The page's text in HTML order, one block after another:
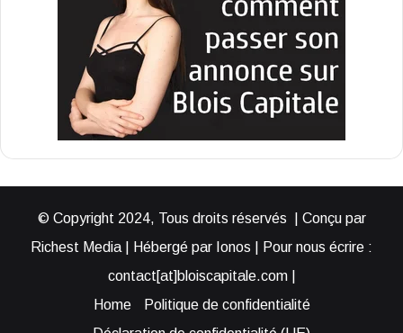
© Copyright 2024, Tous droits réservés | Conçu par
Richest Media | Hébergé par Ionos | Pour nous écrire :
contact[at]bloiscapitale.com |
Home
Politique de confidentialité